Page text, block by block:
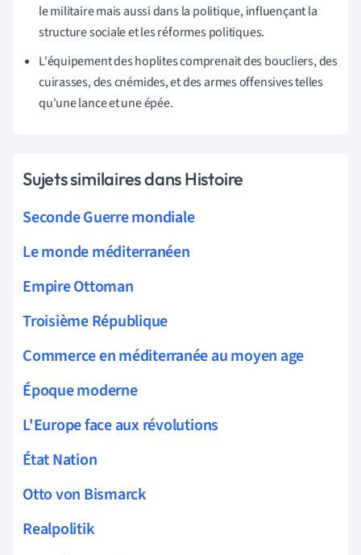
le militaire mais aussi dans la politique, influençant la
structure sociale et les réformes politiques.
L'équipement des hoplites comprenait des boucliers, des
cuirasses, des cnémides, et des armes offensives telles
qu'une lance et une épée.
Sujets similaires dans Histoire
Seconde Guerre mondiale
Le monde méditerranéen
Empire Ottoman
Troisième République
Commerce en méditerranée au moyen age
Époque moderne
L'Europe face aux révolutions
État Nation
Otto von Bismarck
Realpolitik